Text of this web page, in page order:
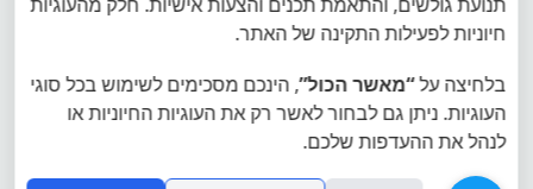
הצטרפו למועדון הלומוגרפים בישראל - הרשמה
אתר היבואן הרשמי של לומוגרפיה אינטרפוטו
פיתוח תמונות פיתוח סרטי צילום
חיוניות לפעילות התקינה של האתר.
בלחיצה על“מאשר הכול”, הינכם מסכימים לשימוש בכל סוגי
העוגיות. ניתן גם לבחור לאשר רק את העוגיות החיוניות או
לנהל את ההעדפות שלכם.